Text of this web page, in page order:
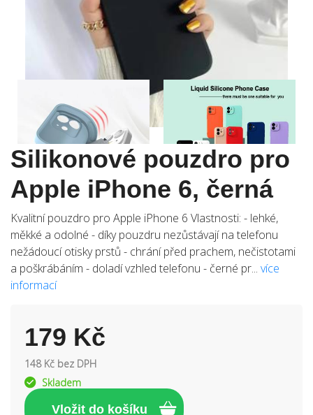
Silikonové pouzdro pro
Apple iPhone 6, černá
Kvalitní pouzdro pro Apple iPhone 6 Vlastnosti: - lehké,
měkké a odolné - díky pouzdru nezůstávají na telefonu
nežádoucí otisky prstů - chrání před prachem, nečistotami
a poškrábáním - doladí vzhled telefonu - černé pr... více
informací
179 Kč
148 Kč bez DPH
Skladem